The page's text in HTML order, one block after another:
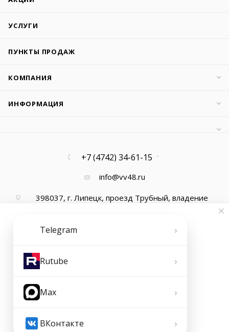
УСЛУГИ
ПУНКТЫ ПРОДАЖ
КОМПАНИЯ
ИНФОРМАЦИЯ
+7 (4742) 34-61-15
info@vv48.ru
398037, г. Липецк, проезд Трубный, владение
2026 © ООО "Ваша Вода"
Telegram ›
Rutube ›
Max ›
ВКонтакте ›